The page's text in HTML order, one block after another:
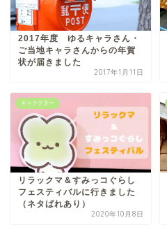
2017年度 ゆるキャラさん・
ご当地キャラさんからの年賀
状が届きました
2017年1月11日
キャラクター
リラックマ＆すみっコぐらし
フェスティバルに行きました
（ネタばれあり）
2020年10月8日